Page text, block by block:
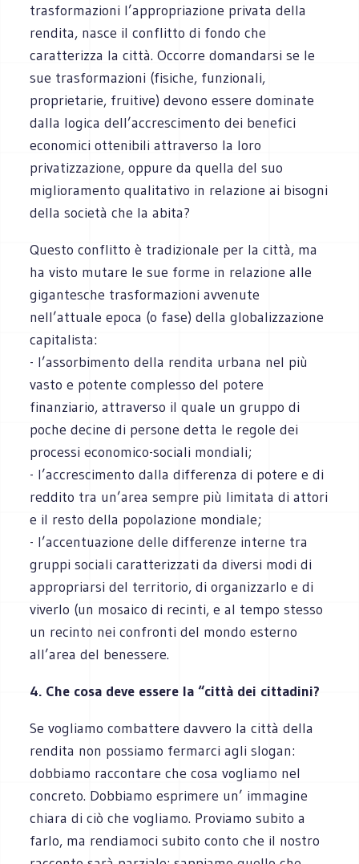
trasformazioni l’appropriazione privata della
rendita, nasce il conflitto di fondo che
caratterizza la città. Occorre domandarsi se le
sue trasformazioni (fisiche, funzionali,
proprietarie, fruitive) devono essere dominate
dalla logica dell’accrescimento dei benefici
economici ottenibili attraverso la loro
privatizzazione, oppure da quella del suo
miglioramento qualitativo in relazione ai bisogni
della società che la abita?
Questo conflitto è tradizionale per la città, ma
ha visto mutare le sue forme in relazione alle
gigantesche trasformazioni avvenute
nell’attuale epoca (o fase) della globalizzazione
capitalista:
- l’assorbimento della rendita urbana nel più
vasto e potente complesso del potere
finanziario, attraverso il quale un gruppo di
poche decine di persone detta le regole dei
processi economico-sociali mondiali;
- l’accrescimento dalla differenza di potere e di
reddito tra un’area sempre più limitata di attori
e il resto della popolazione mondiale;
- l’accentuazione delle differenze interne tra
gruppi sociali caratterizzati da diversi modi di
appropriarsi del territorio, di organizzarlo e di
viverlo (un mosaico di recinti, e al tempo stesso
un recinto nei confronti del mondo esterno
all’area del benessere.
4. Che cosa deve essere la “città dei cittadini?
Se vogliamo combattere davvero la città della
rendita non possiamo fermarci agli slogan:
dobbiamo raccontare che cosa vogliamo nel
concreto. Dobbiamo esprimere un’ immagine
chiara di ciò che vogliamo. Proviamo subito a
farlo, ma rendiamoci subito conto che il nostro